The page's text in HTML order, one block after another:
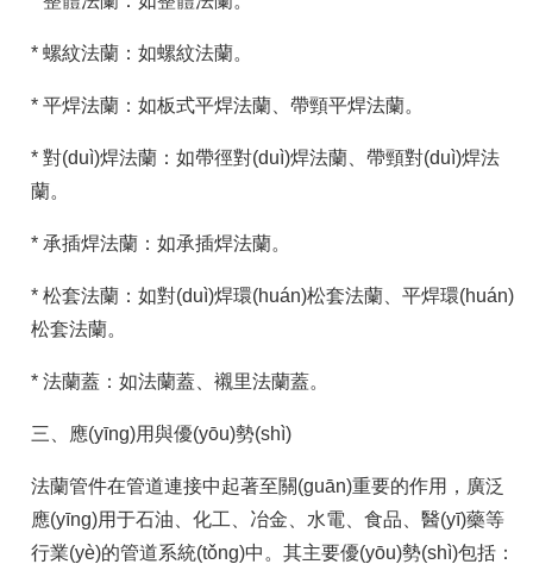
* 螺紋法蘭：如螺紋法蘭。
* 平焊法蘭：如板式平焊法蘭、帶頸平焊法蘭。
* 對(duì)焊法蘭：如帶徑對(duì)焊法蘭、帶頸對(duì)焊法
蘭。
* 承插焊法蘭：如承插焊法蘭。
* 松套法蘭：如對(duì)焊環(huán)松套法蘭、平焊環(huán)
松套法蘭。
* 法蘭蓋：如法蘭蓋、襯里法蘭蓋。
三、應(yīng)用與優(yōu)勢(shì)
法蘭管件在管道連接中起著至關(guān)重要的作用，廣泛
應(yīng)用于石油、化工、冶金、水電、食品、醫(yī)藥等
行業(yè)的管道系統(tǒng)中。其主要優(yōu)勢(shì)包括：